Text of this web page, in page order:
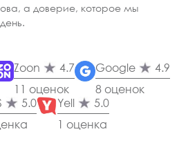
а доверие, которое мы
Zoon
4.7
11 оценок
Google
4.9
8 оценок
5.0
Yell
5.0
1 оценка